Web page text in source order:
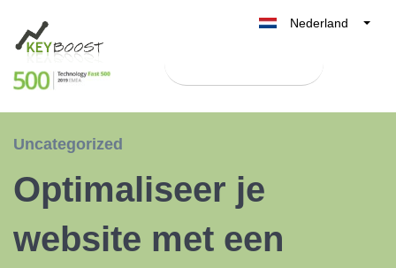
Nederland
België
Uncategorized
Optimaliseer je
website met een